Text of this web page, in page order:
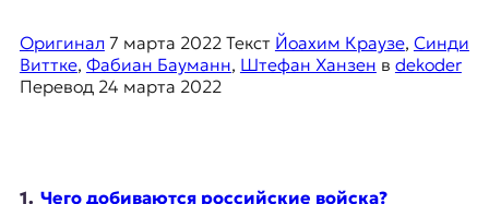
D
E
O
Оригинал 7 марта 2022Текст Йоахим Краузе, Синди
Виттке, Фабиан Бауманн, Штефан Ханзен в dekoder
Перевод 24 марта 2022
Чего добиваются российские войска?